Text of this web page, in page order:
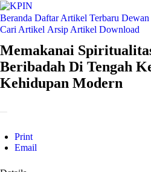
Beranda Daftar Artikel Terbaru Dewan
Cari Artikel Arsip Artikel Download
Memakanai
Beribadah Di Tengah
Kehidupan Modern
Print
Email